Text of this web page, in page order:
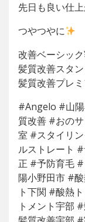
先日も良い仕
つやつやに
改善ベーシッ
髪質改善スタ
髪質改善プレ
#Angelo #山
質改善 #おの
室 #スタイリ
ルストレート
正 #予防育毛
陽小野田市 #
ト下関 #酸熱
トメント宇部